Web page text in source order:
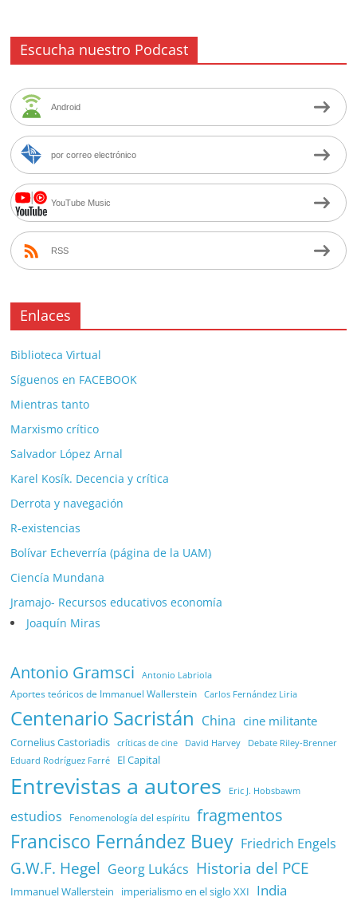
Escucha nuestro Podcast
Android
por correo electrónico
YouTube Music
RSS
Enlaces
Biblioteca Virtual
Síguenos en FACEBOOK
Mientras tanto
Marxismo crítico
Salvador López Arnal
Karel Kosík. Decencia y crítica
Derrota y navegación
R-existencias
Bolívar Echeverría (página de la UAM)
Ciencía Mundana
Jramajo- Recursos educativos economía
Joaquín Miras
Antonio Gramsci Antonio Labriola
Aportes teóricos de Immanuel Wallerstein Carlos Fernández Liria
Centenario Sacristán China cine militante
Cornelius Castoriadis críticas de cine David Harvey Debate Riley-Brenner
Eduard Rodríguez Farré El Capital
Entrevistas a autores Eric J. Hobsbawm
estudios Fenomenología del espíritu fragmentos
Francisco Fernández Buey Friedrich Engels
G.W.F. Hegel Georg Lukács Historia del PCE
Immanuel Wallerstein imperialismo en el siglo XXI India